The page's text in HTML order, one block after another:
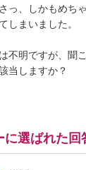
っ、しかもめち
しまいました。
不明ですが、聞
当しますか？
に選ばれた回